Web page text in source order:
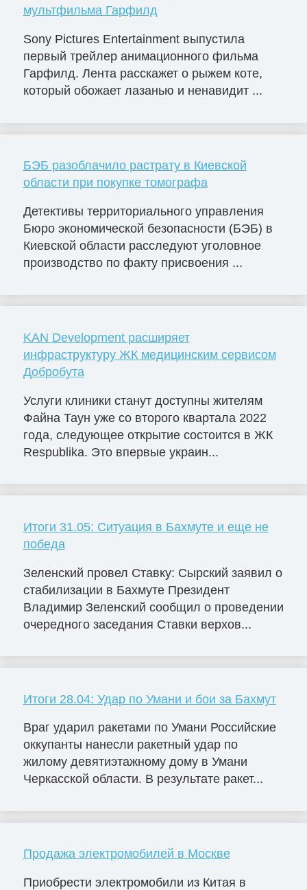
мультфильма Гарфилд
Sony Pictures Entertainment выпустила
первый трейлер анимационного фильма
Гарфилд. Лента расскажет о рыжем коте,
который обожает лазанью и ненавидит ...
БЭБ разоблачило растрату в Киевской
области при покупке томографа
Детективы территориального управления
Бюро экономической безопасности (БЭБ) в
Киевской области расследуют уголовное
производство по факту присвоения ...
KAN Development расширяет
инфраструктуру ЖК медицинским сервисом
Добробута
Услуги клиники станут доступны жителям
Файна Таун уже со второго квартала 2022
года, следующее открытие состоится в ЖК
Respublika. Это впервые украин...
Итоги 31.05: Ситуация в Бахмуте и еще не
победа
Зеленский провел Ставку: Сырский заявил о
стабилизации в Бахмуте Президент
Владимир Зеленский сообщил о проведении
очередного заседания Ставки верхов...
Итоги 28.04: Удар по Умани и бои за Бахмут
Враг ударил ракетами по Умани Российские
оккупанты нанесли ракетный удар по
жилому девятиэтажному дому в Умани
Черкасской области. В результате ракет...
Продажа электромобилей в Москве
Приобрести электромобили из Китая в